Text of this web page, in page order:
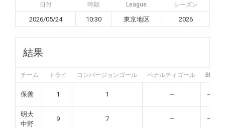
日付 時刻 League シーズン
2026/05/24 10:30 東京地区 2026
結果
チーム トライ コンバージョンゴール ペナルティゴール BP
保善 1 1 — —
明大
中野
9 7 — —